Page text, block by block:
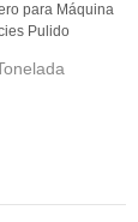
para Máquina
Pulido